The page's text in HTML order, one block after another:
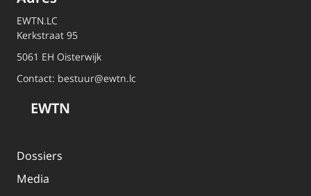
EWTN.LC
Kerkstraat 95
5061 EH Oisterwijk
Contact: bestuur@ewtn.lc
EWTN
Dossiers
Media